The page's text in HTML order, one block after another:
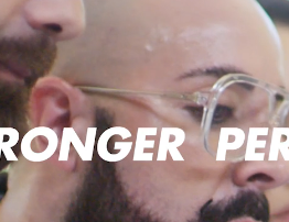
Se connecter ou s’inscrire
Lieu de livraisonFrance (€)